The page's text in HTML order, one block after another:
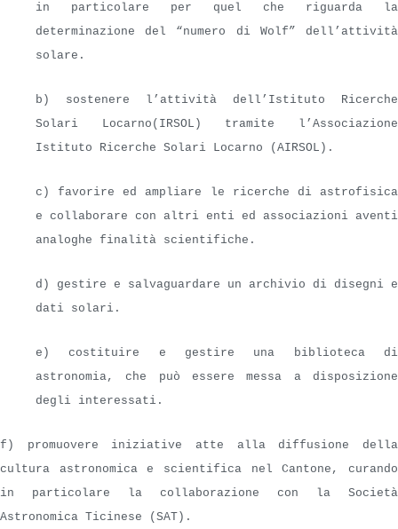
in particolare per quel che riguarda la
determinazione del “numero di Wolf” dell’attività
solare.
b) sostenere l’attività dell’Istituto Ricerche
Solari Locarno(IRSOL) tramite l’Associazione
Istituto Ricerche Solari Locarno (AIRSOL).
c) favorire ed ampliare le ricerche di astrofisica
e collaborare con altri enti ed associazioni aventi
analoghe finalità scientifiche.
d) gestire e salvaguardare un archivio di disegni e
dati solari.
e) costituire e gestire una biblioteca di
astronomia, che può essere messa a disposizione
degli interessati.
f) promuovere iniziative atte alla diffusione della
cultura astronomica e scientifica nel Cantone, curando
in particolare la collaborazione con la Società
Astronomica Ticinese (SAT).